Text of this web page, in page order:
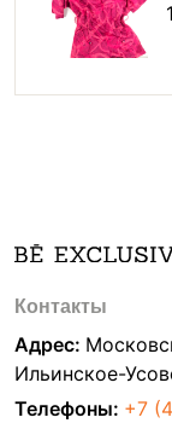
Контакты
Адрес:
Ильинское-
Телефоны: +7